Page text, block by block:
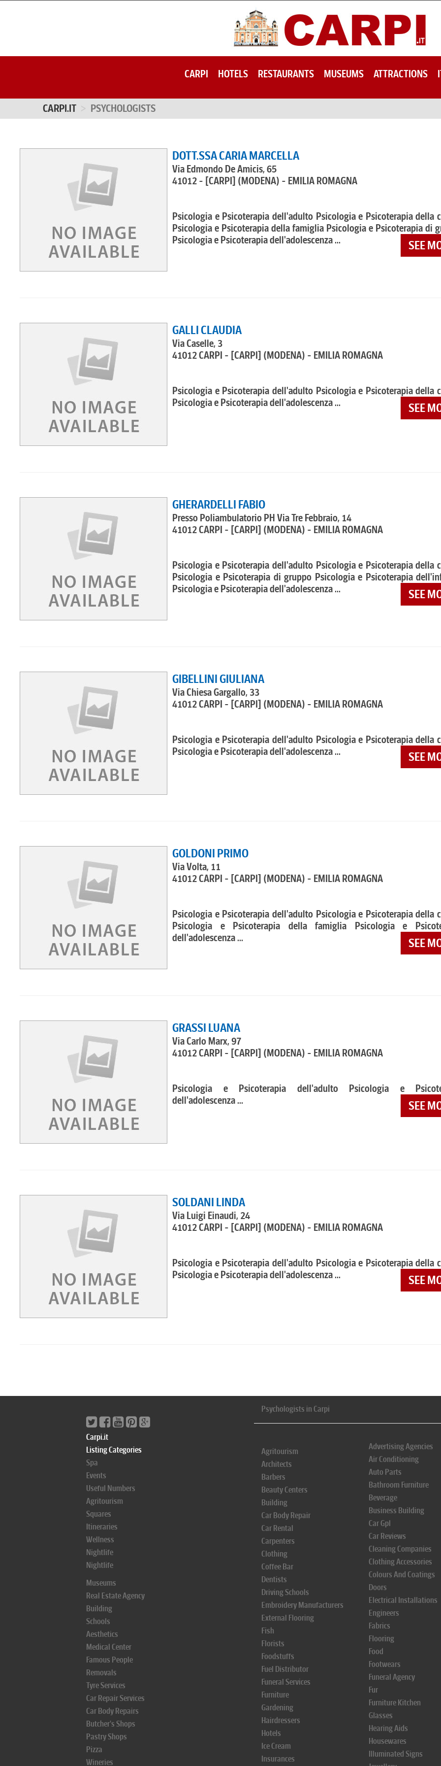
CARPI HOTELS RESTAURANTS MUSEUMS ATTRACTIONS
CARPI.IT PSYCHOLOGISTS
DOTT.SSA CARIA MARCELLA
Via Edmondo De Amicis, 65
41012 - [CARPI] (MODENA) - EMILIA ROMAGNA
Psicologia e Psicoterapia dell'adulto Psicologia e Psicoterapia della
Psicologia e Psicoterapia della famiglia Psicologia e Psicoterapia di
Psicologia e Psicoterapia dell'adolescenza ...
SEE
GALLI CLAUDIA
Via Caselle, 3
41012 CARPI - [CARPI] (MODENA) - EMILIA ROMAGNA
Psicologia e Psicoterapia dell'adulto Psicologia e Psicoterapia della
Psicologia e Psicoterapia dell'adolescenza ...
SEE
GHERARDELLI FABIO
Presso Poliambulatorio PH Via Tre Febbraio, 14
41012 CARPI - [CARPI] (MODENA) - EMILIA ROMAGNA
Psicologia e Psicoterapia dell'adulto Psicologia e Psicoterapia della
Psicologia e Psicoterapia di gruppo Psicologia e Psicoterapia
Psicologia e Psicoterapia dell'adolescenza ...
SEE
GIBELLINI GIULIANA
Via Chiesa Gargallo, 33
41012 CARPI - [CARPI] (MODENA) - EMILIA ROMAGNA
Psicologia e Psicoterapia dell'adulto Psicologia e Psicoterapia della
Psicologia e Psicoterapia dell'adolescenza ...
SEE
GOLDONI PRIMO
Via Volta, 11
41012 CARPI - [CARPI] (MODENA) - EMILIA ROMAGNA
Psicologia e Psicoterapia dell'adulto Psicologia e Psicoterapia della
Psicologia e Psicoterapia della famiglia Psicologia e
dell'adolescenza ...
SEE
GRASSI LUANA
Via Carlo Marx, 97
41012 CARPI - [CARPI] (MODENA) - EMILIA ROMAGNA
Psicologia e Psicoterapia dell'adulto Psicologia e
dell'adolescenza ...
SEE
SOLDANI LINDA
Via Luigi Einaudi, 24
41012 CARPI - [CARPI] (MODENA) - EMILIA ROMAGNA
Psicologia e Psicoterapia dell'adulto Psicologia e Psicoterapia della
Psicologia e Psicoterapia dell'adolescenza ...
SEE
Carpi.it
Listing Categories
Spa
Events
Useful Numbers
Agritourism
Squares
Itineraries
Wellness
Nightlife
Nightlife
Museums
Real Estate Agency
Building
Schools
Aesthetics
Medical Center
Famous People
Removals
Tyre Services
Car Repair Services
Car Body Repairs
Butcher's Shops
Pastry Shops
Pizza
Wineries
Psychologists in Carpi
Agritourism
Architects
Barbers
Beauty Centers
Building
Car Body Repair
Car Rental
Carpenters
Clothing
Coffee Bar
Dentists
Driving Schools
Embroidery Manufacturers
External Flooring
Fish
Florists
Foodstuffs
Fuel Distributor
Funeral Services
Furniture
Gardening
Hairdressers
Hotels
Ice Cream
Insurances
Advertising Agencies
Air Conditioning
Auto Parts
Bathroom Furniture
Beverage
Business Building
Car Gpl
Car Reviews
Cleaning Companies
Clothing Accessories
Colours And Coatings
Doors
Electrical Installations
Engineers
Fabrics
Flooring
Food
Footwears
Funeral Agency
Fur
Furniture Kitchen
Glasses
Hearing Aids
Housewares
Illuminated Signs